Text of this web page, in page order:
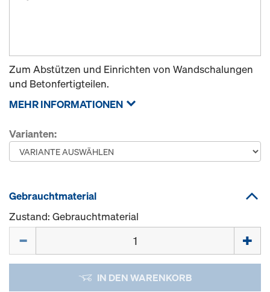
Zum Abstützen und Einrichten von Wandschalungen
und Betonfertigteilen.
MEHR INFORMATIONEN
Varianten:
Gebrauchtmaterial
Zustand: Gebrauchtmaterial
IN DEN WARENKORB